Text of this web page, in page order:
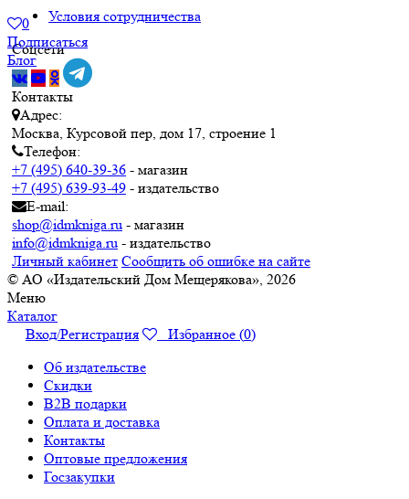
0
Подписаться
Блог
Условия сотрудничества
Соцсети
Контакты
Адрес:
Москва, Курсовой пер, дом 17, строение 1
Телефон:
+7 (495) 640-39-36 - магазин
+7 (495) 639-93-49 - издательство
E-mail:
shop@idmkniga.ru - магазин
info@idmkniga.ru - издательство
Личный кабинет Сообщить об ошибке на сайте
© АО «Издательский Дом Мещерякова», 2026
Меню
Каталог
Вход/Регистрация
Избранное (0)
Об издательстве
Скидки
B2B подарки
Оплата и доставка
Контакты
Оптовые предложения
Госзакупки